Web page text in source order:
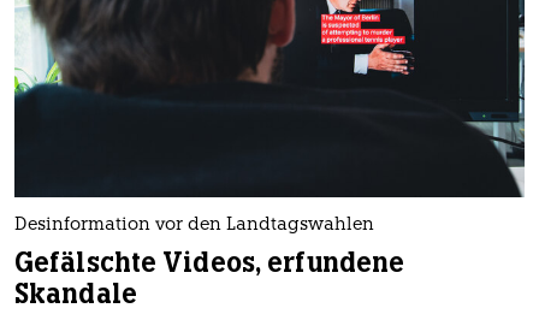
fragen & hilfe
unterstützen
epaper login
Desinformation vor den Landtagswahlen
Gefälschte Videos, erfundene
Skandale